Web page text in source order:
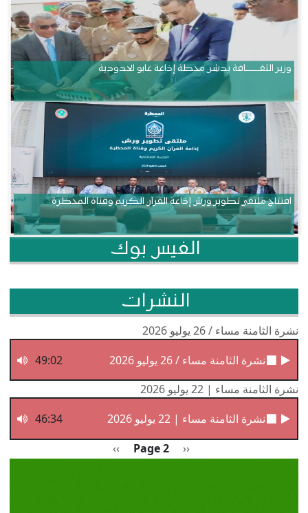
وزير الثقــــــــــافة يدشن محطة إذاعة غابو الحدودية
افتتاح ملتقى تطوير ورش إذاعة القرآن الكريم وقناة المحظرة
الفيس بوك
النشرات
نشرة الثامنة مساء / 26 يوليو 2026
نشرة الثامنة مساء / 26 يوليو 2026
49:02
نشرة الثامنة مساء | 22 يوليو 2026
نشرة الثامنة مساء | 22 يوليو 2026
46:34
Previous page
‹‹
Page 2 الصفحة التالية
››